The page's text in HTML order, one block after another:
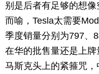
活
时
尚
体
别是后者有足够的想
而喻，Tesla太需要
季度销量分别为797、
在华的批售量还是上
马斯克头上的紧箍咒